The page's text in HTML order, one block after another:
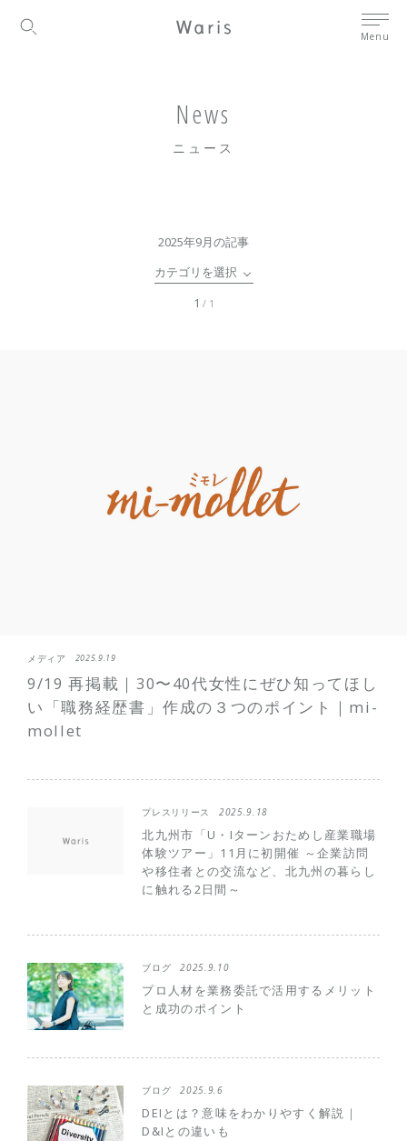
Menu
News
ニュース
2025年9月の記事
カテゴリを選択
1 / 1
メディア 2025.9.19
9/19 再掲載｜30〜40代女性にぜひ知ってほし
い「職務経歴書」作成の３つのポイント｜mi-
mollet
プレスリリース 2025.9.18
北九州市「U・Iターンおためし産業職場
体験ツアー」11月に初開催 ～企業訪問
や移住者との交流など、北九州の暮らし
に触れる2日間～
ブログ 2025.9.10
プロ人材を業務委託で活用するメリット
と成功のポイント
ブログ 2025.9.6
DEIとは？意味をわかりやすく解説｜
D&Iとの違いも